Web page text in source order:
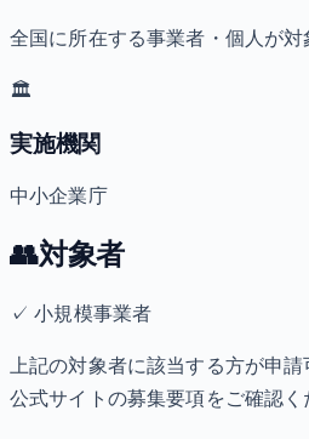
全国に所在する事業者・個人が対
🏛️
実施機関
中小企業庁
👥対象者
✓小規模事業者
上記の対象者に該当する方が申
公式サイトの募集要項をご確認く